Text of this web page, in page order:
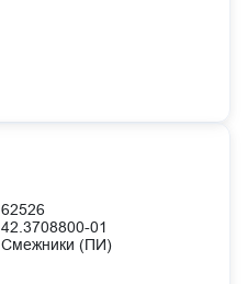
62526
42.3708800-01
Смежники (ПИ)